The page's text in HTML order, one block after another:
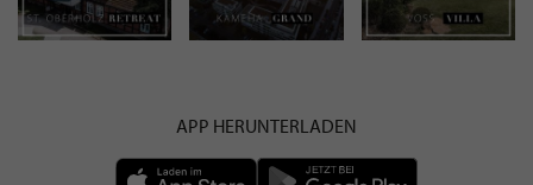
APP HERUNTERLADEN